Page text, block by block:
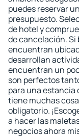
puedes reservar
presupuesto.
de hotel y
de cancelación. Si
encuentran
desarrollan
encuentran un
son perfectos
para una estancia
tiene muchas
obligatorio.
a hacer las
negocios ahora